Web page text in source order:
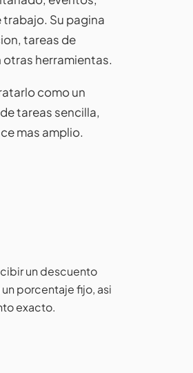
Su pagina
tareas de
herramientas.
como un
tareas sencilla,
mas amplio.
un descuento
porcentaje fijo, asi
exacto.